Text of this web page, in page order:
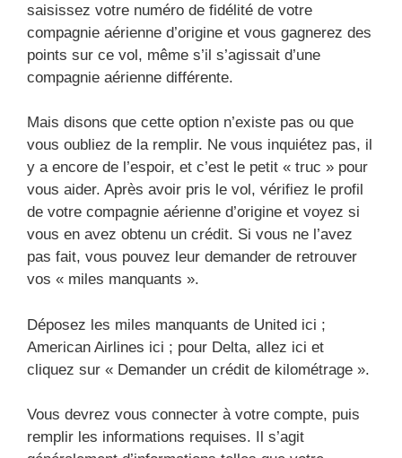
saisissez votre numéro de fidélité de votre
compagnie aérienne d’origine et vous gagnerez des
points sur ce vol, même s’il s’agissait d’une
compagnie aérienne différente.
Mais disons que cette option n’existe pas ou que
vous oubliez de la remplir. Ne vous inquiétez pas, il
y a encore de l’espoir, et c’est le petit « truc » pour
vous aider. Après avoir pris le vol, vérifiez le profil
de votre compagnie aérienne d’origine et voyez si
vous en avez obtenu un crédit. Si vous ne l’avez
pas fait, vous pouvez leur demander de retrouver
vos « miles manquants ».
Déposez les miles manquants de United ici ;
American Airlines ici ; pour Delta, allez ici et
cliquez sur « Demander un crédit de kilométrage ».
Vous devrez vous connecter à votre compte, puis
remplir les informations requises. Il s’agit